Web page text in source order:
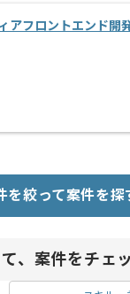
アフロントエンド開
を絞って案件を探
、案件をチェ